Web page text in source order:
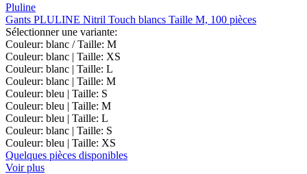
Pluline
Gants PLULINE Nitril Touch blancs Taille M, 100 pièces
Sélectionner une variante:
Couleur: blanc / Taille: M
Couleur: blanc | Taille: XS
Couleur: blanc | Taille: L
Couleur: blanc | Taille: M
Couleur: bleu | Taille: S
Couleur: bleu | Taille: M
Couleur: bleu | Taille: L
Couleur: blanc | Taille: S
Couleur: bleu | Taille: XS
Quelques pièces disponibles
Voir plus